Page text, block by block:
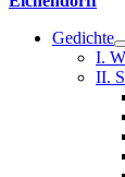
Gedichte
I.
II.